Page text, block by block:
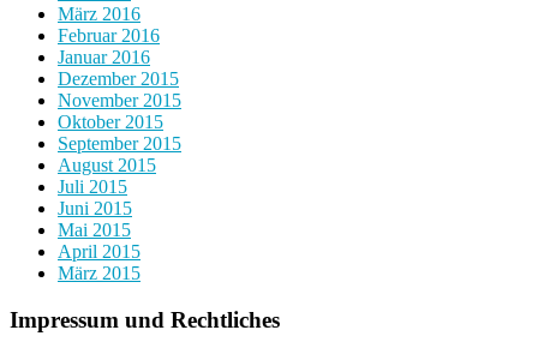
März 2016
Februar 2016
Januar 2016
Dezember 2015
November 2015
Oktober 2015
September 2015
August 2015
Juli 2015
Juni 2015
Mai 2015
April 2015
März 2015
Impressum und Rechtliches